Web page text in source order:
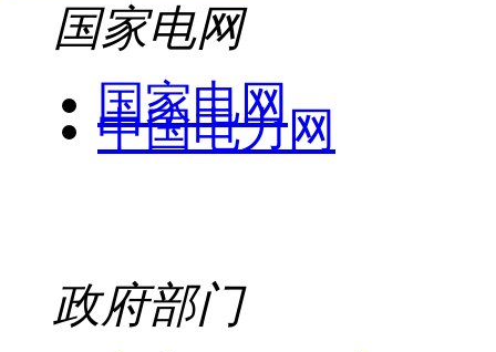
国家电网
国家电网
中国电力网
政府部门